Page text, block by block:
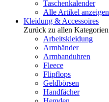
Taschenkalender
Alle Artikel anzeigen
Kleidung & Accessoires
Zurück zu allen Kategorien
Arbeitskleidung
Armbänder
Armbanduhren
Fleece
Flipflops
Geldbörsen
Handfächer